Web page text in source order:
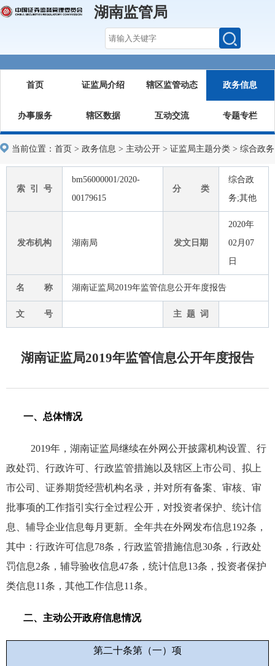
湖南监管局
首页 证监局介绍 辖区监管动态 政务信息
办事服务 辖区数据 互动交流 专题专栏
当前位置： 首页 > 政务信息 > 主动公开 > 证监局主题分类 > 综合政务
索 引 号
bm56000001/2020-
00179615
分 类
综合政
务;其他
发布机构 湖南局 发文日期
2020年
02月07
日
名 称 湖南证监局2019年监管信息公开年度报告
文 号 主 题 词
湖南证监局2019年监管信息公开年度报告
一、总体情况
2019年，湖南证监局继续在外网公开披露机构设置、行
政处罚、行政许可、行政监管措施以及辖区上市公司、拟上
市公司、证券期货经营机构名录，并对所有备案、审核、审
批事项的工作指引实行全过程公开，对投资者保护、统计信
息、辅导企业信息每月更新。全年共在外网发布信息192条，
其中：行政许可信息78条，行政监管措施信息30条，行政处
罚信息2条，辅导验收信息47条，统计信息13条，投资者保护
类信息11条，其他工作信息11条。
二、主动公开政府信息情况
第二十条第（一）项